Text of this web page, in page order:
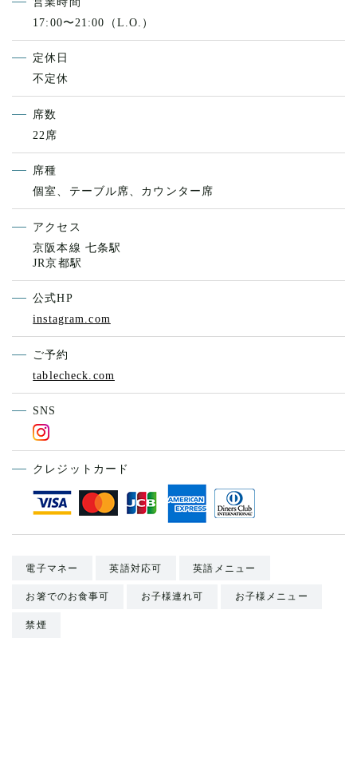
17:00〜21:00（L.O.）
定休日
不定休
席数
22席
席種
個室、テーブル席、カウンター席
アクセス
京阪本線 七条駅
JR京都駅
公式HP
instagram.com
ご予約
tablecheck.com
SNS
クレジットカード
電子マネー 英語対応可 英語メニュー
お箸でのお食事可 お子様連れ可 お子様メニュー
禁煙